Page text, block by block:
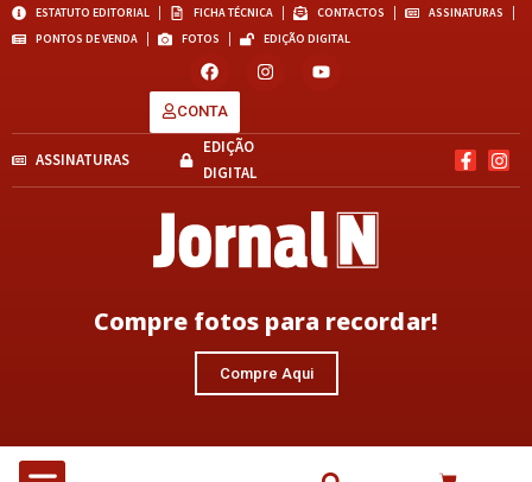
ESTATUTO EDITORIAL FICHA TÉCNICA CONTACTOS
ASSINATURAS
PONTOS DE VENDA
FOTOS EDIÇÃO DIGITAL
CONTA
ASSINATURAS
EDIÇÃO
DIGITAL
Compre fotos para recordar!
Compre Aqui